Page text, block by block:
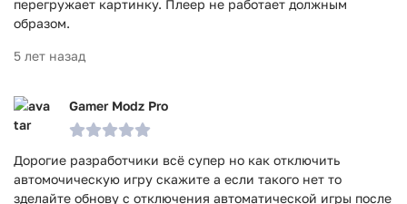
перегружает картинку. Плеер не работает должным
образом.
5 лет назад
Gamer Modz Pro
Дорогие разработчики всё супер но как отключить
автомочическую игру скажите а если такого нет то
зделайте обнову с отключения автоматической игры после